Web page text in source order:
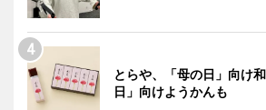
とらや、「母の日」向け
日」向けようかんも